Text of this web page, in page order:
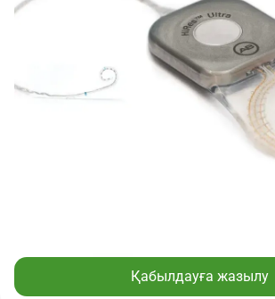
Қабылдауға жазылу